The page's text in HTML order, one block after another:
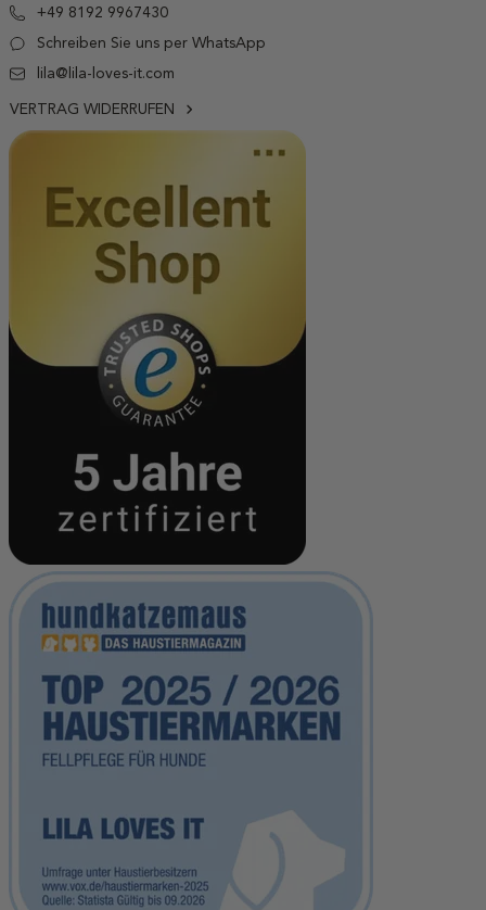
+49 8192 9967430
Schreiben Sie uns per WhatsApp
lila@lila-loves-it.com
VERTRAG WIDERRUFEN